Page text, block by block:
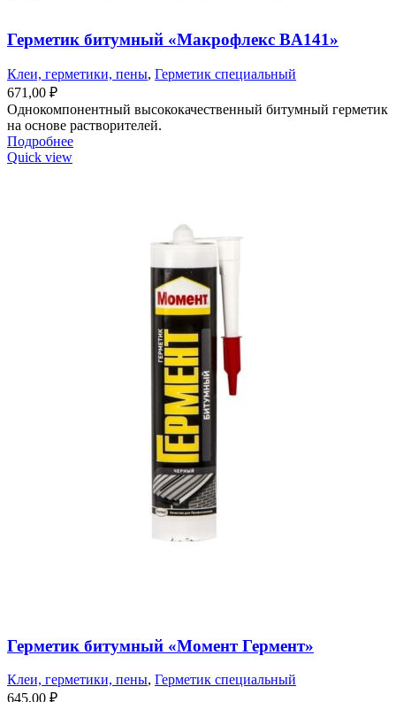
Герметик битумный «Макрофлекс BA141»
Клеи, герметики, пены, Герметик специальный
671,00 ₽
Однокомпонентный высококачественный битумный герметик
на основе растворителей.
Подробнее
Quick view
Герметик битумный «Момент Гермент»
Клеи, герметики, пены, Герметик специальный
645,00 ₽